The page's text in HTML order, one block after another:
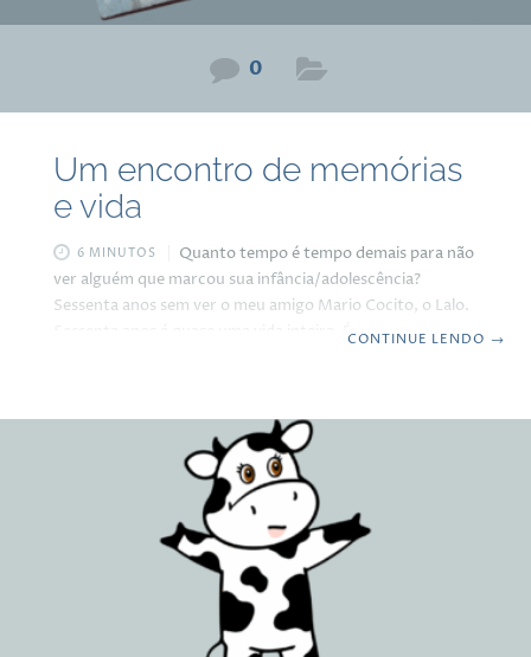
0
Um encontro de memórias
e vida
6 MINUTOS
Quanto tempo é tempo demais para não
ver alguém que marcou sua infância/adolescência?
Sessenta anos sem ver o meu amigo Mario Cocito, o Lalo.
Sessenta anos é quase uma vida inteira. É crescer, é
Vinte dias depois daquele telefonema que reabriu uma
porta que estava trancada há 60 anos, eu estava
CONTINUE LENDO →